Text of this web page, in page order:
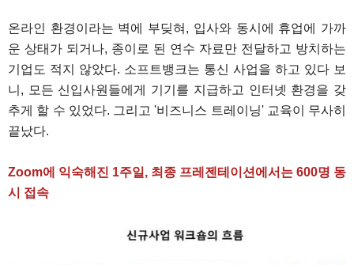
온라인 환경이라는 벽에 부딪혀, 입사와 동시에 휴업에 가까
운 상태가 되거나, 종이로 된 연수 자료만 전달하고 방치하는
기업도 적지 않았다. 소프트뱅크는 통신 사업을 하고 있다 보
니, 모든 신입사원들에게 기기를 지급하고 인터넷 환경을 갖
추게 할 수 있었다. 그리고 '비즈니스 트레이닝' 교육이 무사히
끝났다.
Zoom에 익숙해진 1주일, 최종 프레젠테이션에서는 600명 동
시 접속